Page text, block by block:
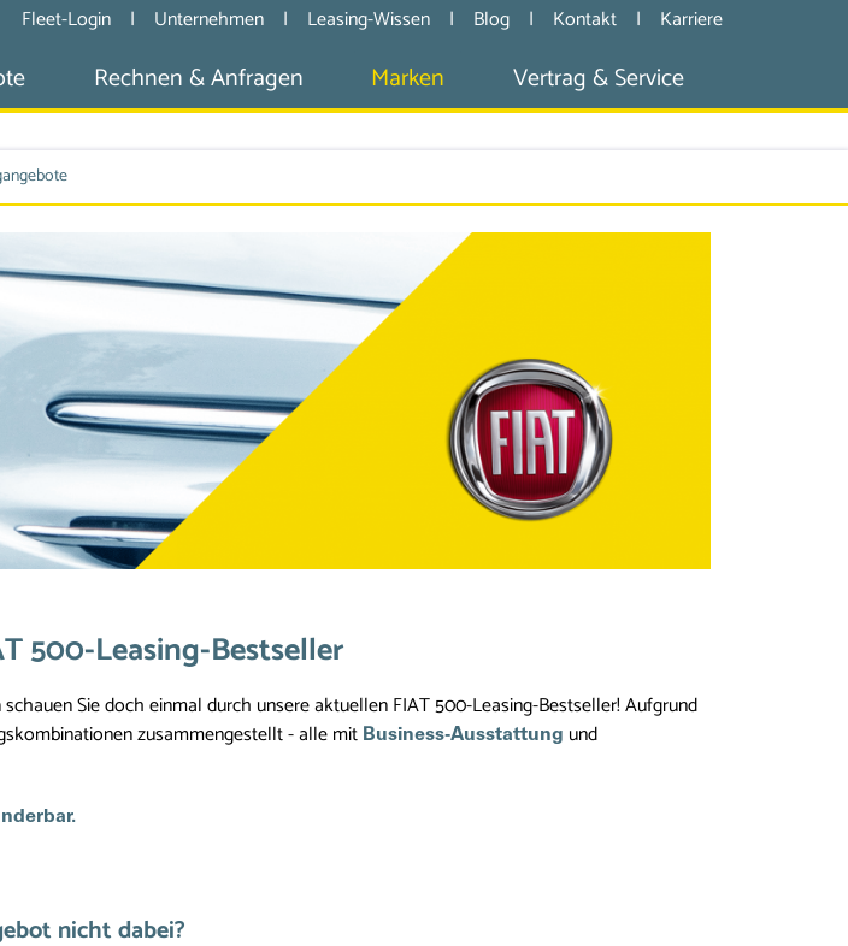
Fleet-Login | Unternehmen | Leasing-Wissen | Blog | Kontakt | Karriere
Rechnen & Anfragen Marken Vertrag & Service
500-Leasing-Bestseller
Sie doch einmal durch unsere aktuellen FIAT 500-Leasing-Bestseller! Aufgrund
zusammengestellt - alle mit Business-Ausstattung und
nicht dabei?